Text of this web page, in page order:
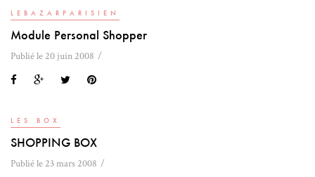
LEBAZARPARISIEN
Module Personal Shopper
Publié le 20 juin 2008
LES BOX
SHOPPING BOX
Publié le 23 mars 2008